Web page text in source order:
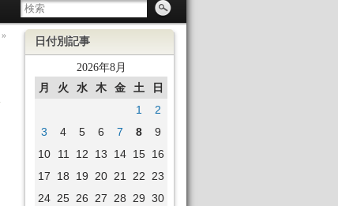
» 日付別記事
2026年8月
月 火 水 木 金 土
日
1
2
3
4 5 6 7 8
9
10
11 12 13 14 15 16
17
18 19 20 21 22
23
24 25 26 27 28 29 30